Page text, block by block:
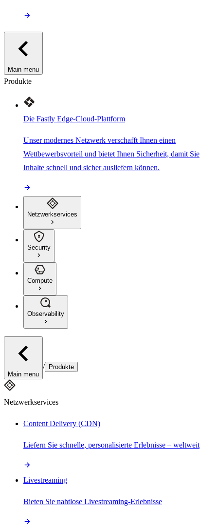
Main menu
Produkte
Die Fastly Edge-Cloud-Plattform
Unser modernes Netzwerk verschafft Ihnen einen
Wettbewerbsvorteil und bietet Ihnen Sicherheit, damit Sie
Inhalte schnell und sicher ausliefern können.
Netzwerkservices
Security
Compute
Observability
Main menu
/ Produkte
Netzwerkservices
Content Delivery (CDN)
Liefern Sie schnelle, personalisierte Erlebnisse – weltweit
Livestreaming
Bieten Sie nahtlose Livestreaming-Erlebnisse